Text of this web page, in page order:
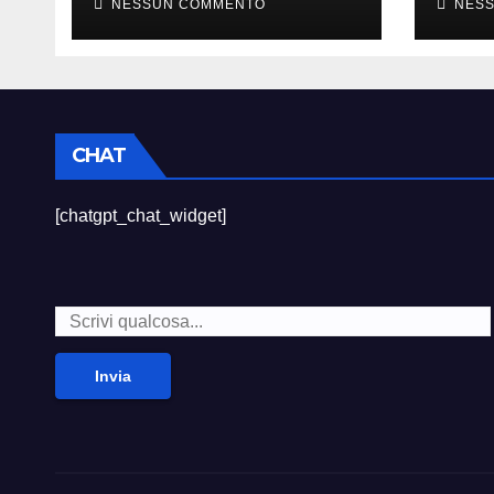
NESSUN COMMENTO
CHAT
[chatgpt_chat_widget]
Invia